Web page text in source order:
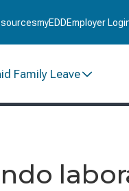
to
myEDDEmployer
Family Leave